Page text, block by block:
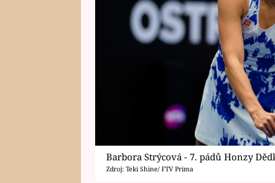
Barbora Strýcová - 7. pádů Honzy
Zdroj: Teki Shine/ FTV Prima